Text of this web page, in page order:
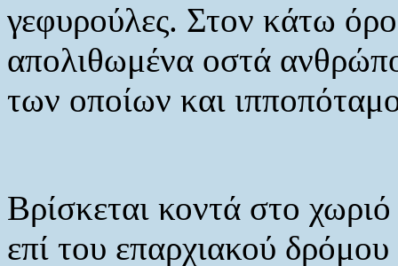
γεφυρούλες. Στον κάτω
απολιθωμένα οστά
των οποίων και
Βρίσκεται κοντά στο
επί του επαρχιακού